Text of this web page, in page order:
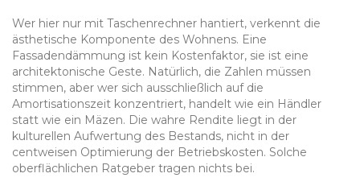
Wer hier nur mit Taschenrechner hantiert, verkennt die
ästhetische Komponente des Wohnens. Eine
Fassadendämmung ist kein Kostenfaktor, sie ist eine
architektonische Geste. Natürlich, die Zahlen müssen
stimmen, aber wer sich ausschließlich auf die
Amortisationszeit konzentriert, handelt wie ein Händler
statt wie ein Mäzen. Die wahre Rendite liegt in der
kulturellen Aufwertung des Bestands, nicht in der
centweisen Optimierung der Betriebskosten. Solche
oberflächlichen Ratgeber tragen nichts bei.